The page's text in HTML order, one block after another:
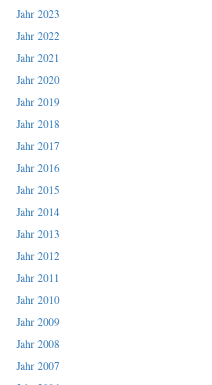
Jahr 2023
Jahr 2022
Jahr 2021
Jahr 2020
Jahr 2019
Jahr 2018
Jahr 2017
Jahr 2016
Jahr 2015
Jahr 2014
Jahr 2013
Jahr 2012
Jahr 2011
Jahr 2010
Jahr 2009
Jahr 2008
Jahr 2007